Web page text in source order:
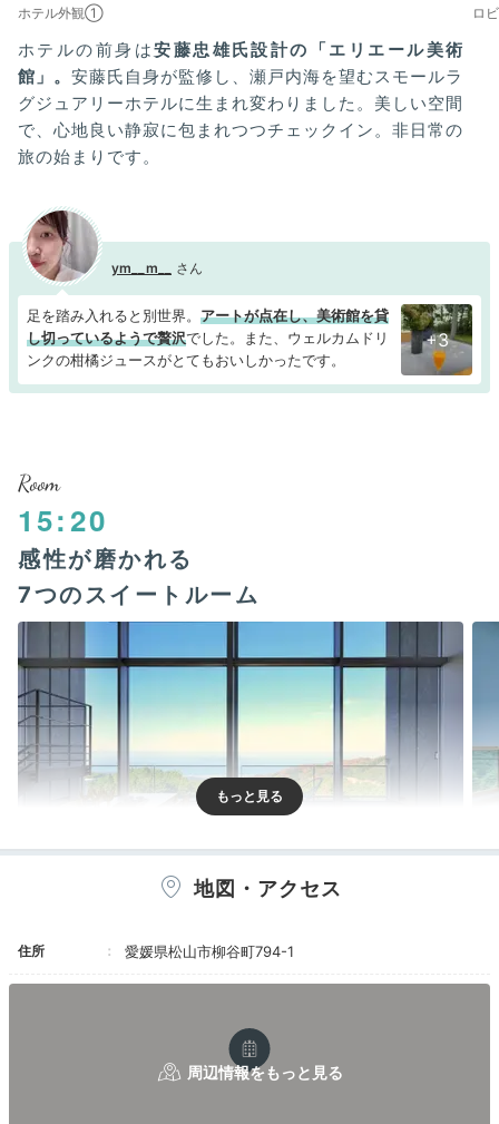
ホテル外観① ロ
ホテルの前身は安藤忠雄氏設計の「エリエール美術
館」。安藤氏自身が監修し、瀬戸内海を望むスモールラ
グジュアリーホテルに生まれ変わりました。美しい空間
で、心地良い静寂に包まれつつチェックイン。非日常の
旅の始まりです。
ym__m__
足を踏み入れると別世界。 アートが点在し、美術館を貸
し切っているようで贅沢でした。また、ウェルカムドリ
ンクの柑橘ジュースがとてもおいしかったです。
+3
Room
15:20
感性が磨かれる
7つのスイートルーム
マを望む「THE AONAGI スイート」や、寝湯で寛げる
「半露天温泉スイート」など、5タイプから選べます。
地図・アクセス
住所 愛媛県松山市柳谷町794-1